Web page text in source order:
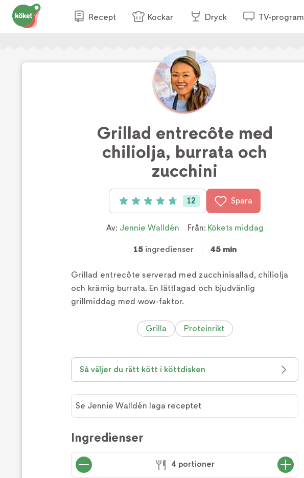
Recept Kockar Dryck TV-program
Grillad entrecôte med
chiliolja, burrata och
zucchini
Betyg: 4.8 av 5 (12 röster)
12 Spara
Av: Jennie Walldén Från: Kökets middag
15ingredienser 45 min
Grillad entrecôte serverad med zucchinisallad, chiliolja
och krämig burrata. En lättlagad och bjudvänlig
grillmiddag med wow-faktor.
Grilla Proteinrikt
Så väljer du rätt kött i köttdisken
Jennie
Walldén
laga
receptet
Se Jennie Walldén laga receptet
Ingredienser
4 portioner